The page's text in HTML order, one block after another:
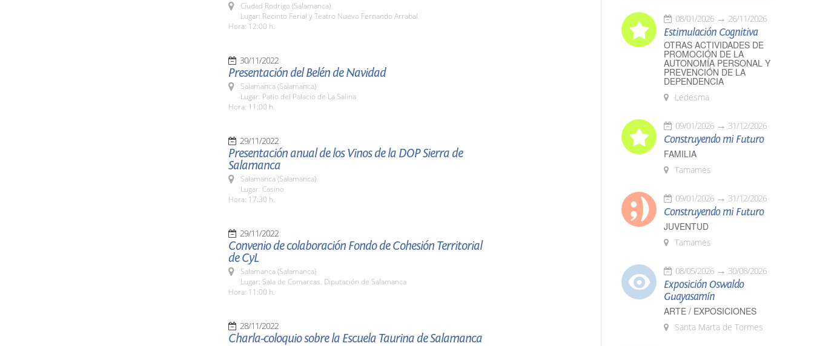
Ciudad Rodrigo (Salamanca)
Lugar: Recinto Ferial y Teatro Nuevo Fernando Arrabal
Hora: 12:00 h.
30/11/2022
Presentación del Belén de Navidad
Salamanca (Salamanca)
Lugar: Patio del Palacio de La Salina
Hora: 11:00 h.
29/11/2022
Presentación anual de los Vinos de la DOP Sierra de
Salamanca
Salamanca (Salamanca)
Lugar: Casino
Hora: 17:30 h.
29/11/2022
Convenio de colaboración Fondo de Cohesión Territorial
de CyL
Salamanca (Salamanca)
Lugar: Sala de Comarcas. Diputación de Salamanca
Hora: 11:00 h.
28/11/2022
Charla-coloquio sobre la Escuela Taurina de Salamanca
08/01/2026 26/11/2026
Estimulación Cognitiva
OTRAS ACTIVIDADES DE
PROMOCIÓN DE LA
AUTONOMÍA PERSONAL Y
PREVENCIÓN DE LA
DEPENDENCIA
Ledesma
09/01/2026 31/12/2026
Construyendo mi Futuro
FAMILIA
Tamames
09/01/2026 31/12/2026
Construyendo mi Futuro
JUVENTUD
Tamames
08/05/2026 30/08/2026
Exposición Oswaldo
Guayasamín
ARTE / EXPOSICIONES
Santa Marta de Tormes